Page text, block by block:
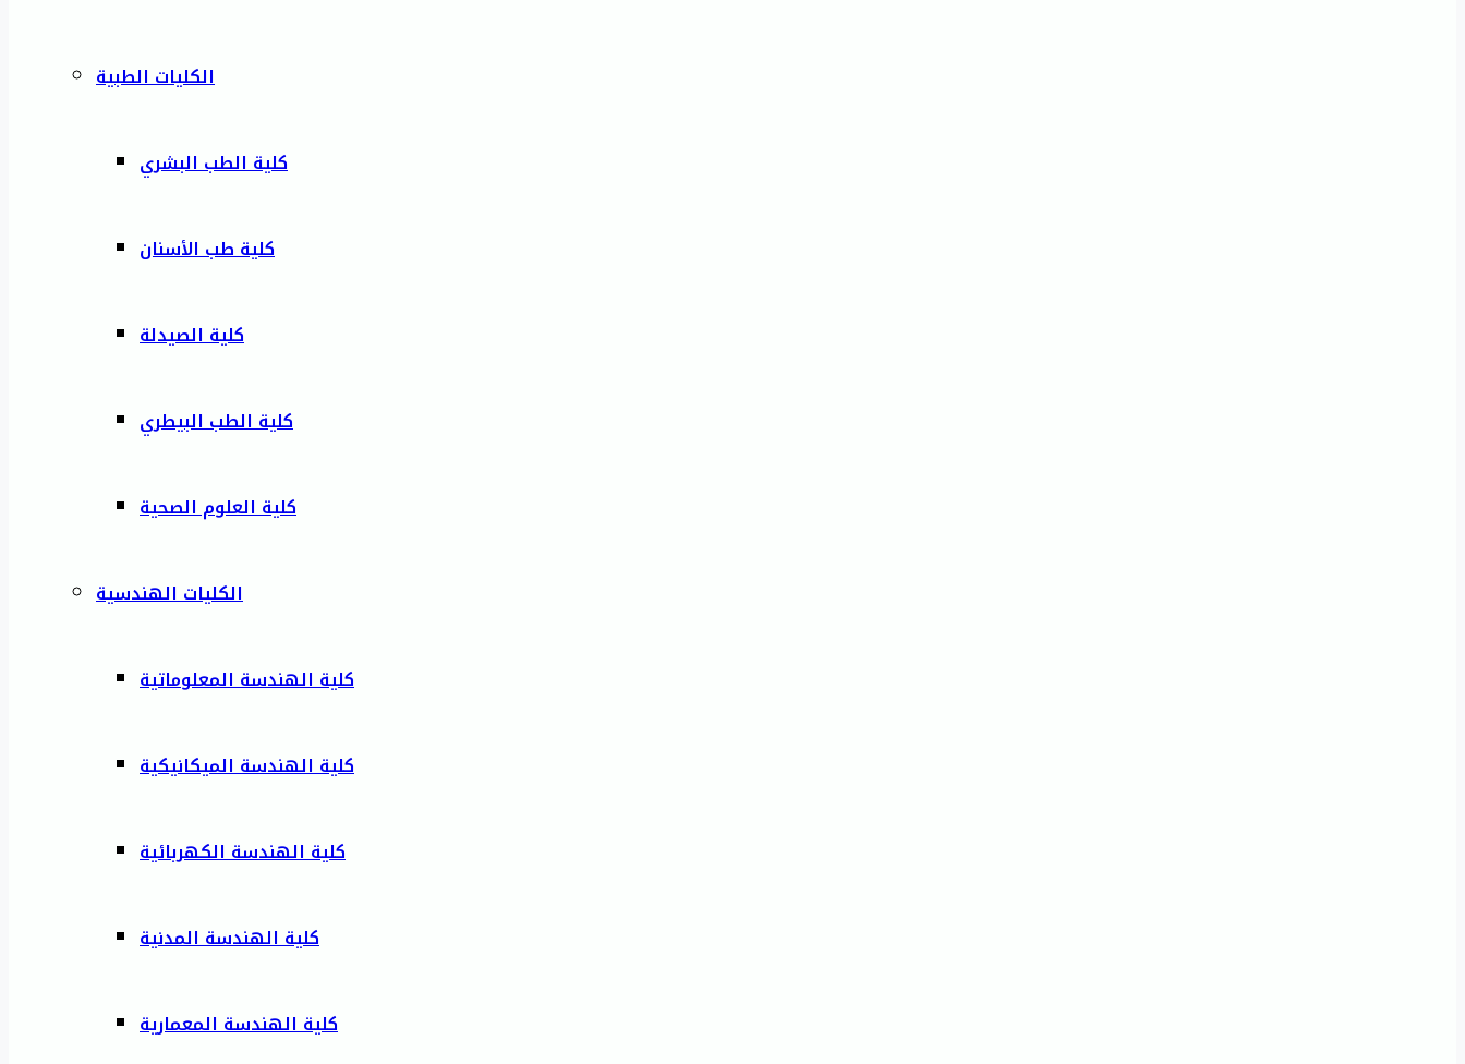
الكليات الطبية
كلية الطب البشري
كلية طب الأسنان
كلية الصيدلة
كلية الطب البيطري
كلية العلوم الصحية
الكليات الهندسية
كلية الهندسة المعلوماتية
كلية الهندسة الميكانيكية
كلية الهندسة الكهربائية
كلية الهندسة المدنية
كلية الهندسة المعمارية